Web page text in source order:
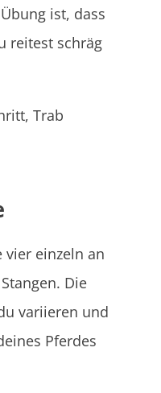
ist, dass
reitest schräg
Trab
vier einzeln an
Die
variieren und
Pferdes